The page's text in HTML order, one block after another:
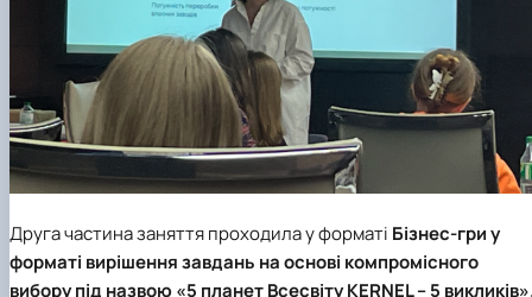
Друга частина заняття проходила у форматі Бізнес-гри у
форматі вирішення завдань на основі компромісного
вибору під назвою «5 планет Всесвіту KERNEL – 5